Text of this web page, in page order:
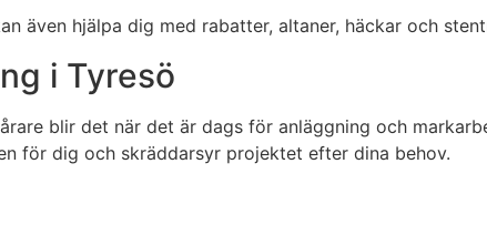
även hjälpa dig med rabatter, altaner, häckar och
i Tyresö
blir det när det är dags för anläggning och
för dig och skräddarsyr projektet efter dina behov.